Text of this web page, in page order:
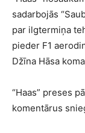
sadarbojās
par ilgtermiņa
pieder F1
Džīna Hāsa
“Haas” preses
komentārus